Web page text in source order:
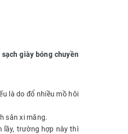
sạchgiày bóng chuyền
là do đổ nhiều mồ hôi
sân xi măng.
lầy, trường hợp này thì